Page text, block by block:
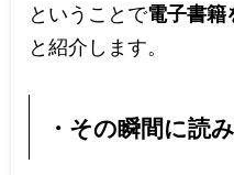
ということで電子書籍
と紹介します。
・その瞬間に読